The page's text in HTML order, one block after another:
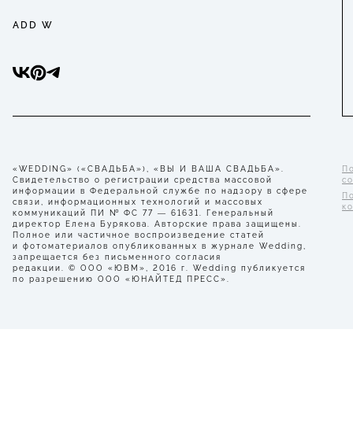
ADD W
«WEDDING» («СВАДЬБА»), «ВЫ И ВАША СВАДЬБА».
Свидетельство о регистрации средства массовой
информации в Федеральной службе по надзору в сфере
связи, информационных технологий и массовых
коммуникаций ПИ № ФС 77 — 61631. Генеральный
директор Елена Бурякова. Авторские права защищены.
Полное или частичное воспроизведение статей
и фотоматериалов опубликованных в журнале Wedding,
запрещается без письменного согласия
редакции. © ООО «ЮВМ», 2016 г. Wedding публикуется
по разрешению ООО «ЮНАЙТЕД ПРЕСС».